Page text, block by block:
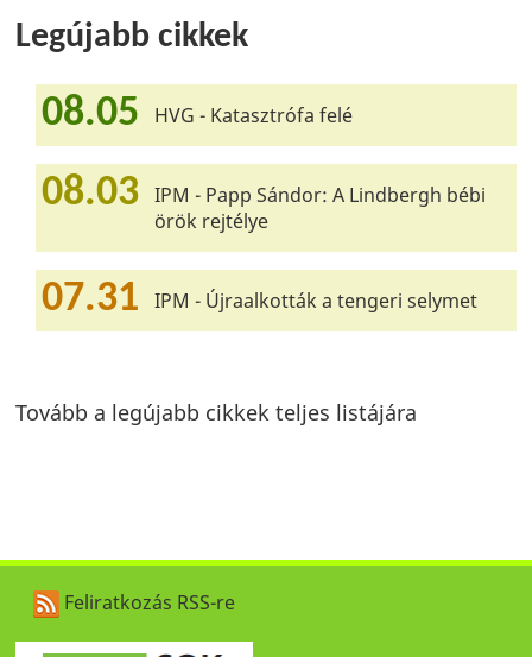
Legújabb cikkek
08.05 HVG - Katasztrófa felé
08.03
IPM - Papp Sándor: A Lindbergh bébi
örök rejtélye
07.31 IPM - Újraalkották a tengeri selymet
Tovább a legújabb cikkek teljes listájára
Feliratkozás RSS-re